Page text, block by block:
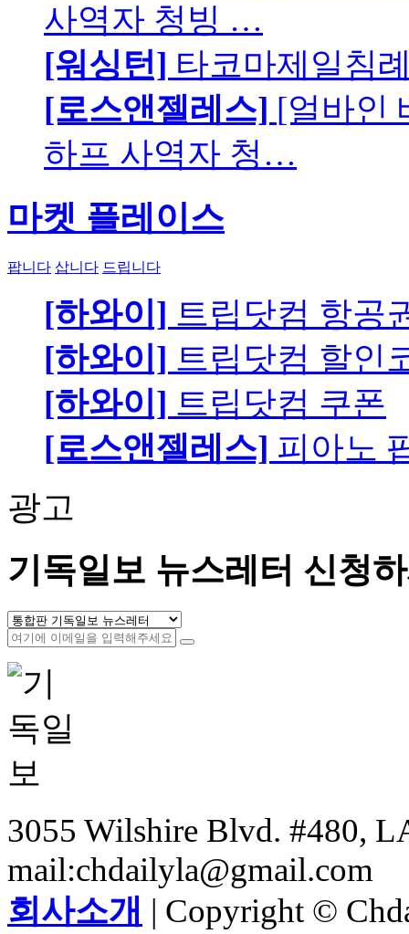
사역자 청빙 …
[워싱턴] 타코마제일침
[로스앤젤레스] [얼바인
하프 사역자 청…
마켓 플레이스
팝니다 삽니다 드립니다
[하와이] 트립닷컴 항공
[하와이] 트립닷컴 할인
[하와이] 트립닷컴 쿠폰
[로스앤젤레스] 피아노
광고
기독일보 뉴스레터 신청
3055 Wilshire Blvd. #480,
mail:chdailyla@gmail.com
회사소개 | Copyright ©